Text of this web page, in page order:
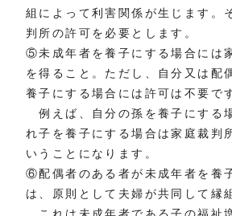
組によって利害関係が生じます。
判所の許可を必要とします。
⑤未成年者を養子にする場合には
を得ること。ただし、自分又は配
養子にする場合には許可は不要で
例えば、自分の孫を養子にする
れ子を養子にする場合は家庭裁判
いうことになります。
⑥配偶者のある者が未成年者を養
は、原則として夫婦が共同して縁